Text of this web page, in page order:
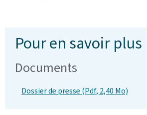
Pour en savoir plus
Documents
Dossier de presse (Pdf, 2,40 Mo)